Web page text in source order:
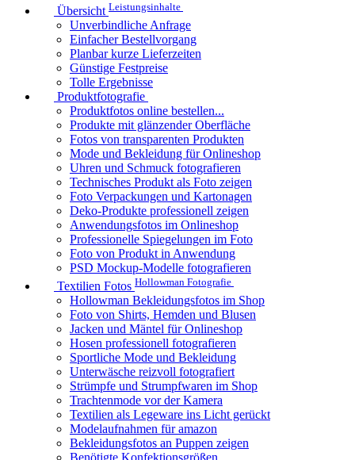
Übersicht Leistungsinhalte
Unverbindliche Anfrage
Einfacher Bestellvorgang
Planbar kurze Lieferzeiten
Günstige Festpreise
Tolle Ergebnisse
Produktfotografie
Produktfotos online bestellen...
Produkte mit glänzender Oberfläche
Fotos von transparenten Produkten
Mode und Bekleidung für Onlineshop
Uhren und Schmuck fotografieren
Technisches Produkt als Foto zeigen
Foto Verpackungen und Kartonagen
Deko-Produkte professionell zeigen
Anwendungsfotos im Onlineshop
Professionelle Spiegelungen im Foto
Foto von Produkt in Anwendung
PSD Mockup-Modelle fotografieren
Textilien Fotos Hollowman Fotografie
Hollowman Bekleidungsfotos im Shop
Foto von Shirts, Hemden und Blusen
Jacken und Mäntel für Onlineshop
Hosen professionell fotografieren
Sportliche Mode und Bekleidung
Unterwäsche reizvoll fotografiert
Strümpfe und Strumpfwaren im Shop
Trachtenmode vor der Kamera
Textilien als Legeware ins Licht gerückt
Modelaufnahmen für amazon
Bekleidungsfotos an Puppen zeigen
Benötigte Konfektionsgrößen